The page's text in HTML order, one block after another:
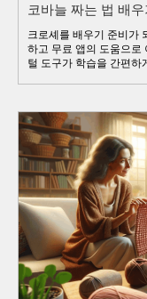
코바늘 짜는 법 배
크로셰를 배우기 준비가
하고 무료 앱의 도움으로
털 도구가 학습을 간편하